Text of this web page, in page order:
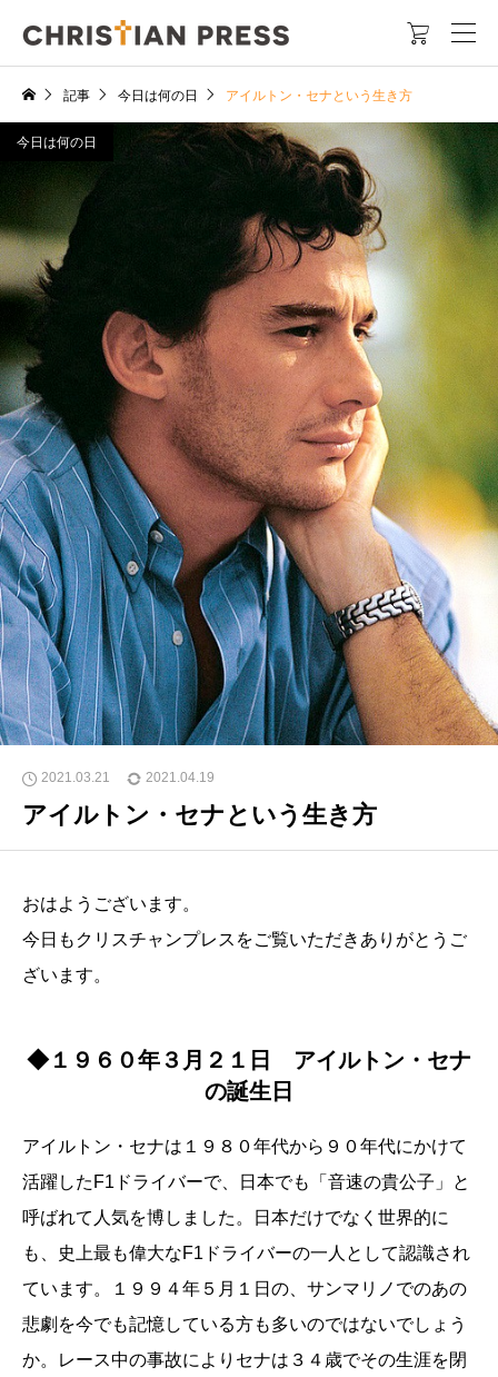

記事 今日は何の日 アイルトン・セナという生き方
今日は何の日
2021.03.21 2021.04.19
アイルトン・セナという生き方
おはようございます。
今日もクリスチャンプレスをご覧いただきありがとうご
ざいます。
◆１９６０年３月２１日 アイルトン・セナ
の誕生日
アイルトン・セナは１９８０年代から９０年代にかけて
活躍したF1ドライバーで、日本でも「音速の貴公子」と
呼ばれて人気を博しました。日本だけでなく世界的に
も、史上最も偉大なF1ドライバーの一人として認識され
ています。１９９４年５月１日の、サンマリノでのあの
悲劇を今でも記憶している方も多いのではないでしょう
か。レース中の事故によりセナは３４歳でその生涯を閉